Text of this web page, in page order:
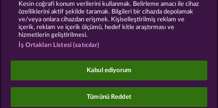
İptal talebini gönder
Sosyal casino oyunları sadece eğlence amaçlıdır ve
gerçek parayla oynanan kumar oyunlarında
kesinlikle hiçbir etkisi yoktur.
©2026 Whow Games GmbH
Kesin coğrafi konum verilerini kullanmak. Belirleme amacı ile cihaz
özelliklerini aktif şekilde taramak. Bilgileri bir cihazda depolamak
ve/veya onlara cihazdan erişmek. Kişiselleştirilmiş reklam ve
içerik, reklam ve içerik ölçümü, hedef kitle araştırması ve
hizmetlerin geliştirilmesi.
İş Ortakları Listesi (satıcılar)
Kabul ediyorum
Tümünü Reddet